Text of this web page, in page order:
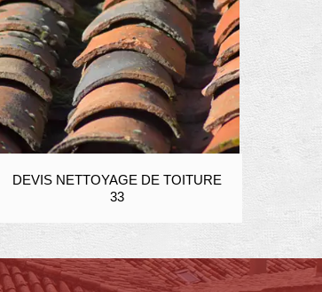
DEVIS NETTOYAGE DE TOITURE